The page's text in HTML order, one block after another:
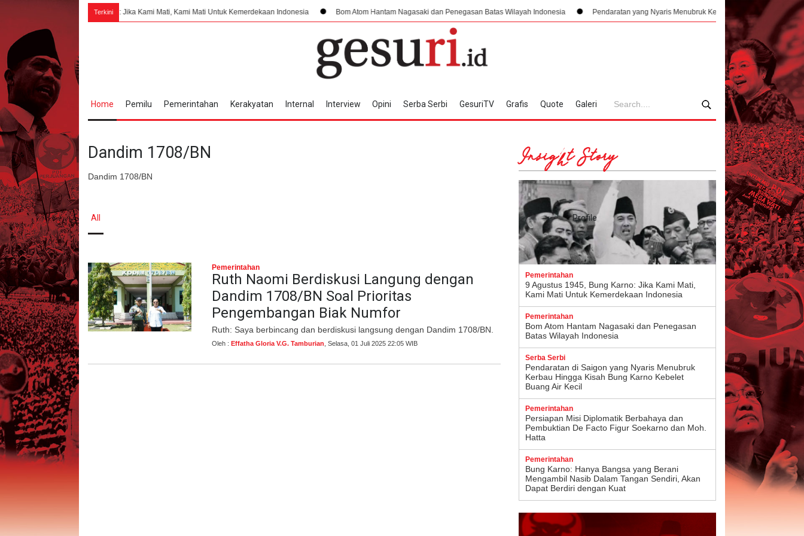
Terkini
Bung Karno: Jika Kami Mati, Kami Mati Untuk Kemerdekaan Indonesia Bom Atom Hantam Nagasaki dan Penegasan Batas Wilayah Indonesia Pendaratan yang Nyaris Menubruk Kerbau Hingga Kisah Bung Karno Kebelet
Home Pemilu Pemerintahan Kerakyatan Internal Interview Opini Serba Serbi GesuriTV Grafis Quote Galeri
Dandim 1708/BN
Dandim 1708/BN
All Profile
Pemerintahan
Ruth Naomi Berdiskusi Langung dengan
Dandim 1708/BN Soal Prioritas
Pengembangan Biak Numfor
Ruth: Saya berbincang dan berdiskusi langsung dengan Dandim 1708/BN.
Oleh : Effatha Gloria V.G. Tamburian , Selasa, 01 Juli 2025 22:05 WIB
Insight Story
Pemerintahan
9 Agustus 1945, Bung Karno: Jika Kami Mati,
Kami Mati Untuk Kemerdekaan Indonesia
Pemerintahan
Bom Atom Hantam Nagasaki dan Penegasan
Batas Wilayah Indonesia
Serba Serbi
Pendaratan di Saigon yang Nyaris Menubruk
Kerbau Hingga Kisah Bung Karno Kebelet
Buang Air Kecil
Pemerintahan
Persiapan Misi Diplomatik Berbahaya dan
Pembuktian De Facto Figur Soekarno dan Moh.
Hatta
Pemerintahan
Bung Karno: Hanya Bangsa yang Berani
Mengambil Nasib Dalam Tangan Sendiri, Akan
Dapat Berdiri dengan Kuat